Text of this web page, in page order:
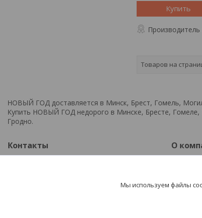
Купить
Производитель
НОВЫЙ ГОД доставляется в Минск, Брест, Гомель,
Купить НОВЫЙ ГОД недорого в Минске, Бресте,
Гродно.
Контакты О
О нас
Мы используем файлы